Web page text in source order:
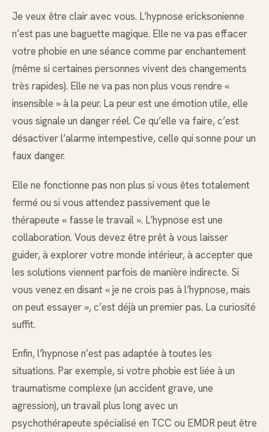
Je veux être clair avec vous. L’hypnose ericksonienne
n’est pas une baguette magique. Elle ne va pas effacer
votre phobie en une séance comme par enchantement
(même si certaines personnes vivent des changements
très rapides). Elle ne va pas non plus vous rendre «
insensible » à la peur. La peur est une émotion utile, elle
vous signale un danger réel. Ce qu’elle va faire, c’est
désactiver l’alarme intempestive, celle qui sonne pour un
faux danger.
Elle ne fonctionne pas non plus si vous êtes totalement
fermé ou si vous attendez passivement que le
thérapeute « fasse le travail ». L’hypnose est une
collaboration. Vous devez être prêt à vous laisser
guider, à explorer votre monde intérieur, à accepter que
les solutions viennent parfois de manière indirecte. Si
vous venez en disant « je ne crois pas à l’hypnose, mais
on peut essayer », c’est déjà un premier pas. La curiosité
suffit.
Enfin, l’hypnose n’est pas adaptée à toutes les
situations. Par exemple, si votre phobie est liée à un
traumatisme complexe (un accident grave, une
agression), un travail plus long avec un
psychothérapeute spécialisé en TCC ou EMDR peut être